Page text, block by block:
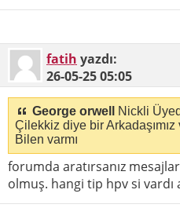
fatih yazdı:
26-05-2505:05
George orwell
Nickli
Çilekkiz diye bir Arkadaşımız
Bilen varmı
forumda aratırsanız
olmuş. hangi tip hpv si vardı